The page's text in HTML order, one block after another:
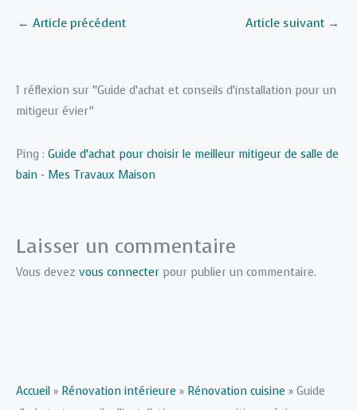
← Article précédent Article suivant →
1 réflexion sur “Guide d’achat et conseils d’installation pour un
mitigeur évier”
Ping : Guide d’achat pour choisir le meilleur mitigeur de salle de
bain - Mes Travaux Maison
Laisser un commentaire
Vous devez vous connecter pour publier un commentaire.
Accueil » Rénovation intérieure » Rénovation cuisine » Guide